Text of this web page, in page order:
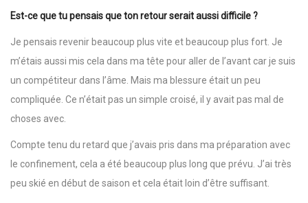
Est-ce que tu pensais que ton retour serait aussi difficile ?
Je pensais revenir beaucoup plus vite et beaucoup plus fort. Je
m’étais aussi mis cela dans ma tête pour aller de l’avant car je suis
un compétiteur dans l’âme. Mais ma blessure était un peu
compliquée. Ce n’était pas un simple croisé, il y avait pas mal de
choses avec.
Compte tenu du retard que j’avais pris dans ma préparation avec
le confinement, cela a été beaucoup plus long que prévu. J’ai très
peu skié en début de saison et cela était loin d’être suffisant.